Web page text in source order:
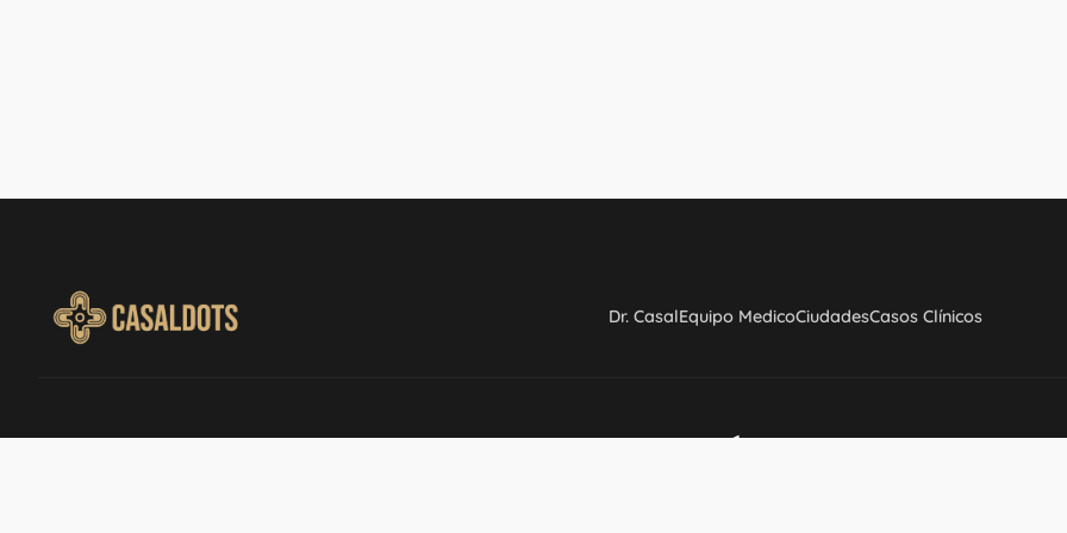
Dr. CasalEquipo MedicoCiudadesCasos Clínicos
Textos Legales